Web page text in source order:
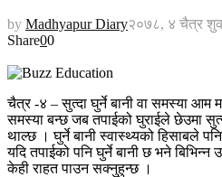
by Madhyapur Diary२०७८, ४ चैत्र
Share00
चैत्र -४ – सुत्दा घुर्ने बानी वा समस्या आम
समस्या बन्छ जब तपाईको घुराईले छेउमा
थाल्छ । घुर्ने बानी स्वास्थ्यको हिसाबले
यदि तपाईको पनि घुर्ने बानी छ भने
केही राहत पाउन सक्नुहुन्छ ।